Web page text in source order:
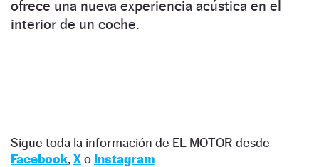
ofrece una nueva experiencia acústica en el
interior de un coche.
Sigue toda la información de EL MOTOR desde
Facebook, Xo Instagram